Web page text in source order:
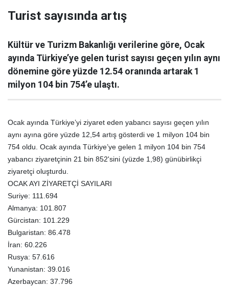
Turist sayısında artış
Kültür ve Turizm Bakanlığı verilerine göre, Ocak
ayında Türkiye’ye gelen turist sayısı geçen yılın aynı
dönemine göre yüzde 12.54 oranında artarak 1
milyon 104 bin 754’e ulaştı.
Ocak ayında Türkiye’yi ziyaret eden yabancı sayısı geçen yılın
aynı ayına göre yüzde 12,54 artış gösterdi ve 1 milyon 104 bin
754 oldu. Ocak ayında Türkiye’ye gelen 1 milyon 104 bin 754
yabancı ziyaretçinin 21 bin 852'sini (yüzde 1,98) günübirlikçi
ziyaretçi oluşturdu.
OCAK AYI ZİYARETÇİ SAYILARI
Suriye: 111.694
Almanya: 101.807
Gürcistan: 101.229
Bulgaristan: 86.478
İran: 60.226
Rusya: 57.616
Yunanistan: 39.016
Azerbaycan: 37.796